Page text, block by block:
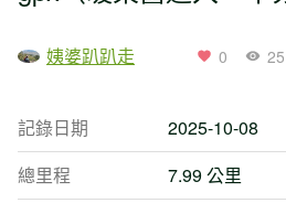
姨婆趴趴走 0
記錄日期
2025-10-08
總里程
7.99 公里